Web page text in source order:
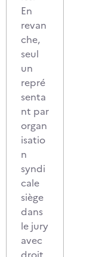
En
revan
che,
seul
un
repré
senta
nt par
organ
isatio
n
syndi
cale
siège
dans
le jury
avec